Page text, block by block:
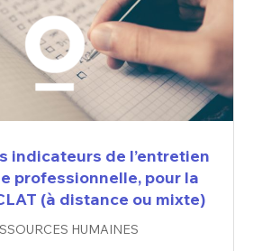
indicateurs de l’entretien
professionnelle, pour la
(à distance ou mixte)
HUMAINES